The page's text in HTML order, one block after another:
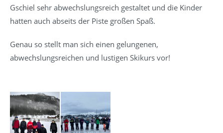
Gschiel sehr abwechslungsreich gestaltet und die Kinder
hatten auch abseits der Piste großen Spaß.
Genau so stellt man sich einen gelungenen,
abwechslungsreichen und lustigen Skikurs vor!